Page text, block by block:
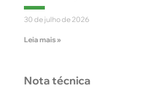
30 de julho de 2026
Leia mais »
Nota técnica